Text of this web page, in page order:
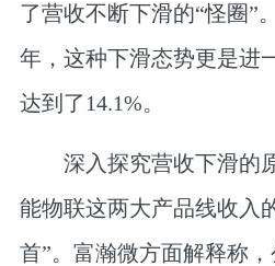
了营收不断下滑的“怪圈”
年，这种下滑态势更是进
达到了14.1%。
深入探究营收下滑的
能物联这两大产品线收入
首”。富瀚微方面解释称